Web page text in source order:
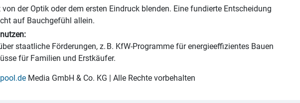
der Optik oder dem ersten Eindruck blenden. Eine fundierte Entscheidung
auf Bauchgefühl allein.
staatliche Förderungen, z. B. KfW-Programme für energieeffizientes Bauen
für Familien und Erstkäufer.
Media GmbH & Co. KG | Alle Rechte vorbehalten